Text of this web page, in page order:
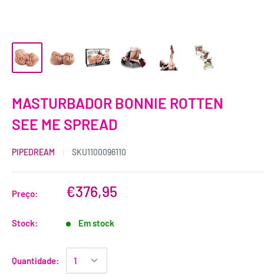
MASTURBADOR BONNIE ROTTEN
SEE ME SPREAD
PIPEDREAM SKU1100096110
Preço: €376,95
Stock: Em stock
Quantidade: